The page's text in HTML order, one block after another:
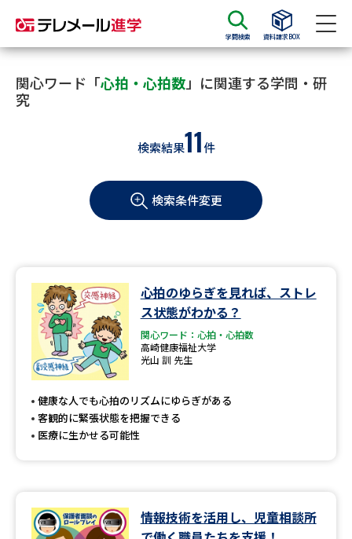
学問検索 資料請求BOX
資料請求 資料検索
大学・短大の資料種類から請求
学部・学科パンフ
総合型選抜・学校推薦型選抜 募
大学入学共通テスト利用選抜の
大学・短大以外の資料から請求
専門学校の資料請求 大学院の資料請求
留学・進学関連、塾・予備校
内」の請求
大学入学共通テスト「受験上の
高等学校（情報）教員資格認定
関心ワード「心拍・心拍数」に関連する学問・研
究
検索結果11件
検索条件変更
心拍のゆらぎを見れば、ストレ
ス状態がわかる？
関心ワード：心拍・心拍数
高崎健康福祉大学
光山 訓 先生
健康な人でも心拍のリズムにゆらぎがある
客観的に緊張状態を把握できる
医療に生かせる可能性
情報技術を活用し、児童相談所